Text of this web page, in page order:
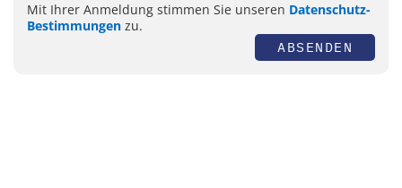
Mit Ihrer Anmeldung stimmen Sie unseren Datenschutz-
Bestimmungen zu.
ABSENDEN